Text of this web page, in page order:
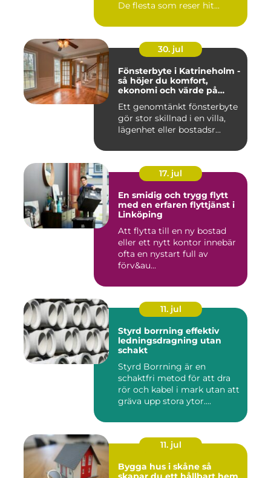
De flesta som reser hit...
30. jul
Fönsterbyte i Katrineholm -
så höjer du komfort,
ekonomi och värde på
Ett genomtänkt fönsterbyte
gör stor skillnad i en villa,
lägenhet eller bostadsr...
17. jul
En smidig och trygg flytt
med en erfaren flyttjänst i
Linköping
Att flytta till en ny bostad
eller ett nytt kontor innebär
ofta en nystart full av
förv&au...
11. jul
Styrd borrning effektiv
ledningsdragning utan
schakt
Styrd Borrning är en
schaktfri metod för att dra
rör och kabel i mark utan att
gräva upp stora ytor....
11. jul
Bygga hus i skåne så